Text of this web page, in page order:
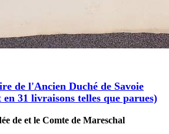
de l'Ancien Duché de Savoie
31 livraisons telles que parues)
de et le Comte de Mareschal